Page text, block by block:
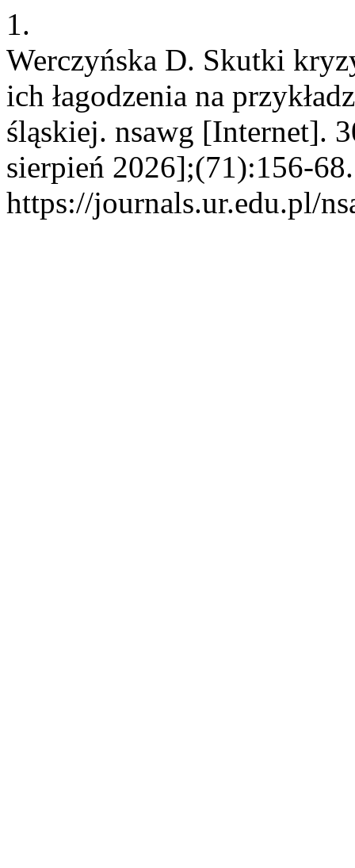
1.
Werczyńska D. Skutki
ich łagodzenia na
śląskiej. nsawg [Internet].
sierpień 2026];(71):156-
https://journals.ur.edu.pl/